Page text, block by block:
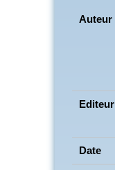
Auteur
Editeur
Date